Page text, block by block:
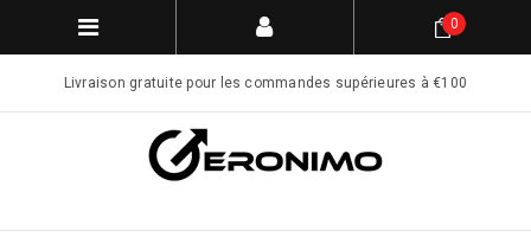
Livraison gratuite pour les commandes supérieures à €100
0